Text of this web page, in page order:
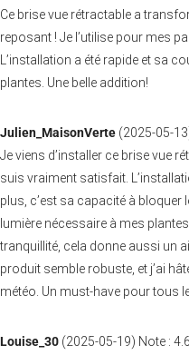
Ce brise vue rétractable a
reposant ! Je l’utilise pour mes
L’installation a été rapide et sa
plantes. Une belle addition!
Julien_MaisonVerte (2025-05-13
Je viens d’installer ce brise vue
suis vraiment satisfait.
plus, c’est sa capacité à
lumière nécessaire à mes
tranquillité, cela donne aussi un
produit semble robuste, et j’ai
météo. Un must-have pour tous
Louise_30 (2025-05-19) Note : 4.6